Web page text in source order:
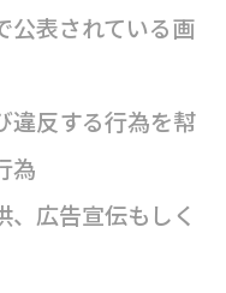
公表されている画
違反する行為を幇
為
、広告宣伝もしく